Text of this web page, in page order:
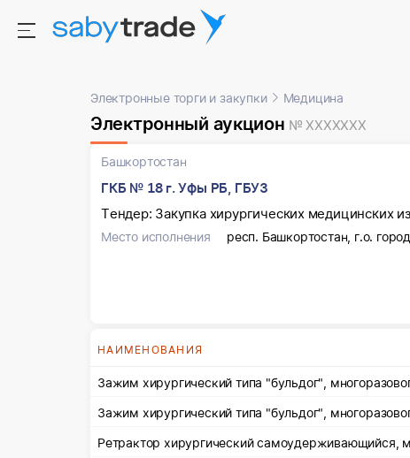
Электронные торги и закупки Медицина
Электронный аукцион № XXXXXXX
Башкортостан
ГКБ № 18 г. Уфы РБ, ГБУЗ
Тендер: Закупка хирургических медицинских
Место исполнения респ. Башкортостан, г.о.
НАИМЕНОВАНИЯ
Зажим хирургический типа "бульдог",
Зажим хирургический типа "бульдог",
Ретрактор хирургический самоудерживающийся,